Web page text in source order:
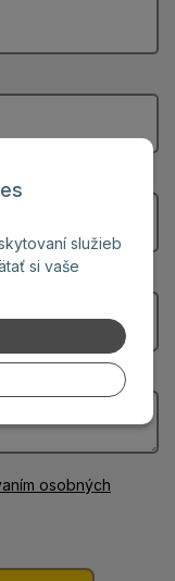
služieb
si vaše
osobných